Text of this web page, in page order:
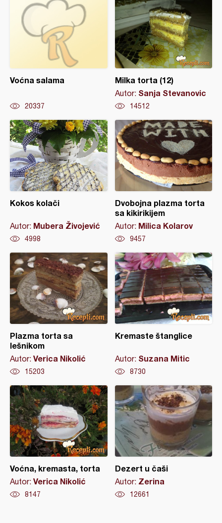
Voćna salama
20337
Milka torta (12)
Autor: Sanja Stevanovic
14512
Kokos kolači
Autor: Mubera Živojević
4998
Dvobojna plazma torta
sa kikirikijem
Autor: Milica Kolarov
9457
Plazma torta sa
lešnikom
Autor: Verica Nikolić
15203
Kremaste štanglice
Autor: Suzana Mitic
8730
Voćna, kremasta, torta
Autor: Verica Nikolić
8147
Dezert u čaši
Autor: Zerina
12661